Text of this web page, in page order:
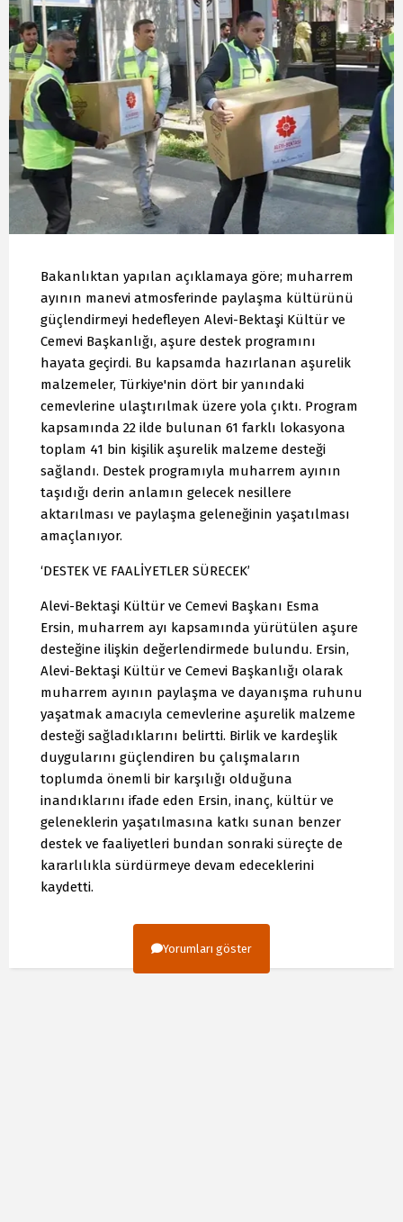
Bakanlıktan yapılan açıklamaya göre; muharrem
ayının manevi atmosferinde paylaşma kültürünü
güçlendirmeyi hedefleyen Alevi-Bektaşi Kültür ve
Cemevi Başkanlığı, aşure destek programını
hayata geçirdi. Bu kapsamda hazırlanan aşurelik
malzemeler, Türkiye'nin dört bir yanındaki
cemevlerine ulaştırılmak üzere yola çıktı. Program
kapsamında 22 ilde bulunan 61 farklı lokasyona
toplam 41 bin kişilik aşurelik malzeme desteği
sağlandı. Destek programıyla muharrem ayının
taşıdığı derin anlamın gelecek nesillere
aktarılması ve paylaşma geleneğinin yaşatılması
amaçlanıyor.
‘DESTEK VE FAALİYETLER SÜRECEK’
Alevi-Bektaşi Kültür ve Cemevi Başkanı Esma
Ersin, muharrem ayı kapsamında yürütülen aşure
desteğine ilişkin değerlendirmede bulundu. Ersin,
Alevi-Bektaşi Kültür ve Cemevi Başkanlığı olarak
muharrem ayının paylaşma ve dayanışma ruhunu
yaşatmak amacıyla cemevlerine aşurelik malzeme
desteği sağladıklarını belirtti. Birlik ve kardeşlik
duygularını güçlendiren bu çalışmaların
toplumda önemli bir karşılığı olduğuna
inandıklarını ifade eden Ersin, inanç, kültür ve
geleneklerin yaşatılmasına katkı sunan benzer
destek ve faaliyetleri bundan sonraki süreçte de
kararlılıkla sürdürmeye devam edeceklerini
kaydetti.
Yorumları göster